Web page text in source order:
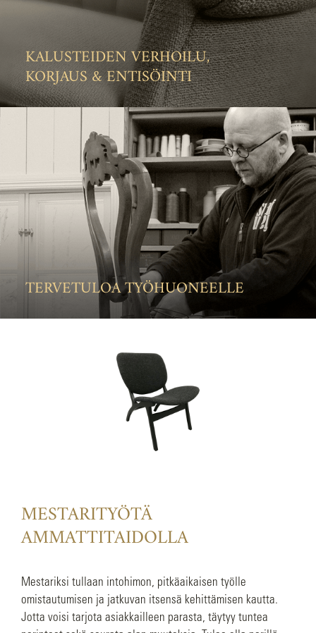
KALUSTEIDEN VERHOILU,
KORJAUS & ENTISÖINTI
TERVETULOA TYÖHUONEELLE
MESTARITYÖTÄ
AMMATTITAIDOLLA
Mestariksi tullaan intohimon, pitkäaikaisen työlle
omistautumisen ja jatkuvan itsensä kehittämisen kautta.
Jotta voisi tarjota asiakkailleen parasta, täytyy tuntea